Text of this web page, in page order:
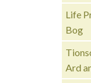
Life
Bog
Ard